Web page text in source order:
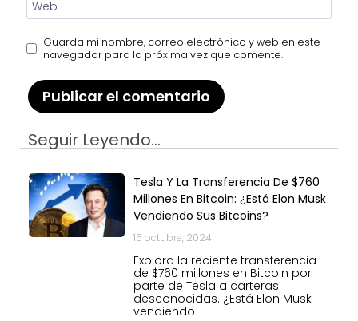
Web
Guarda mi nombre, correo electrónico y web en este
navegador para la próxima vez que comente.
Seguir Leyendo...
Tesla Y La Transferencia De $760
Millones En Bitcoin: ¿Está Elon Musk
Vendiendo Sus Bitcoins?
15 octubre, 2024
Explora la reciente transferencia
de $760 millones en Bitcoin por
parte de Tesla a carteras
desconocidas. ¿Está Elon Musk
vendiendo